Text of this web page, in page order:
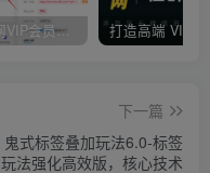
开通宝创网VIP会员，尊享全站资源免费下载，享70%的推广提成！！【限时五折优惠】
下一篇
鬼式标签叠加玩法6.0-标签
玩法强化高效版，核心技术